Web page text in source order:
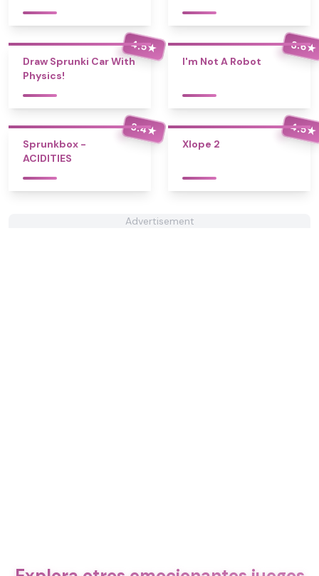
4.5★
Draw Sprunki Car With
Physics!
3.6★
I'm Not A Robot
3.4★
Sprunkbox -
ACIDITIES
4.5★
Xlope 2
Advertisement